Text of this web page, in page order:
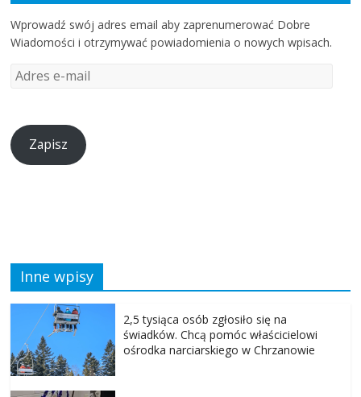
Wprowadź swój adres email aby zaprenumerować Dobre
Wiadomości i otrzymywać powiadomienia o nowych wpisach.
Zapisz
Inne wpisy
2,5 tysiąca osób zgłosiło się na
świadków. Chcą pomóc właścicielowi
ośrodka narciarskiego w Chrzanowie